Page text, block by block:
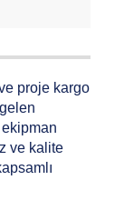
proje kargo
ve kalite